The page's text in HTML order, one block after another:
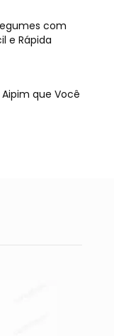
com
e Rápida
que Você